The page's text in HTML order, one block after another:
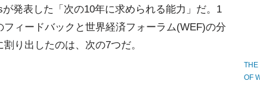
THE
OF
が発表した「次の10年に求められる能力」だ。1
フィードバックと世界経済フォーラム(WEF)の分
割り出したのは、次の7つだ。